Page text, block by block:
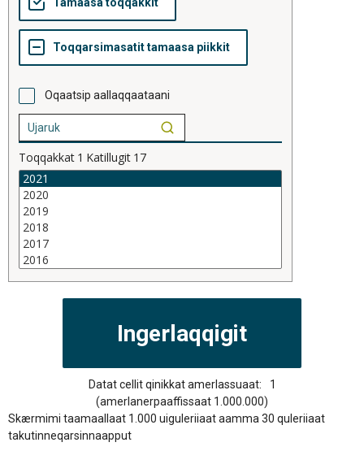
Oqaatsip aallaqqaataani
Toqqakkat 1 Katillugit 17
Datat cellit qinikkat amerlassuaat:
1
(amerlanerpaaffissaat 1.000.000)
Skærmimi taamaallaat 1.000 uiguleriiaat aamma 30 quleriiaat
takutinneqarsinnaapput